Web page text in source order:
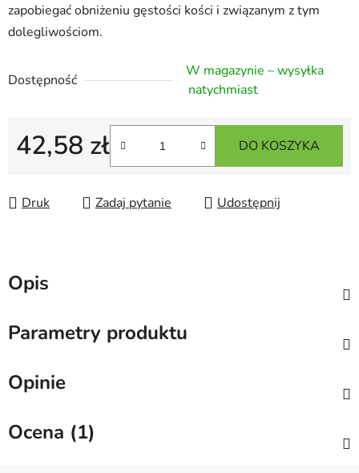
zapobiegać obniżeniu gęstości kości i związanym z tym
dolegliwościom.
Dostępność
W magazynie – wysyłka
natychmiast
42,58 zł
Cena jednostkowa:
DO KOSZYKA
Druk Zadaj pytanie Udostępnij
Opis
Parametry produktu
Opinie
Ocena (1)